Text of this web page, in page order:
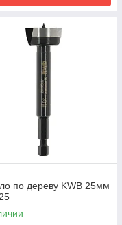
по дереву KWB 25мм